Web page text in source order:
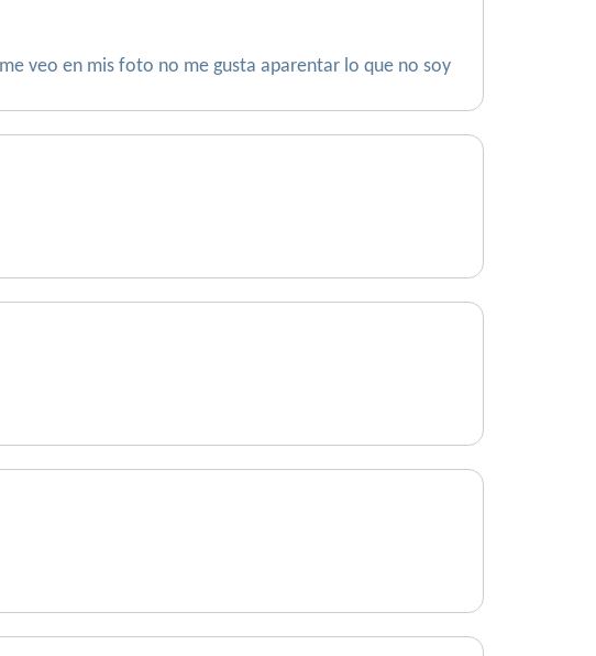
veo en mis foto no me gusta aparentar lo que no soy